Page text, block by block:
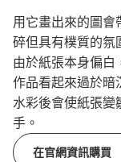
用它畫出來的圖會
碎但具有樸質的氛
由於紙張本身偏白
作品看起來過於暗
水彩後會使紙張變
手。
在官網資訊購買